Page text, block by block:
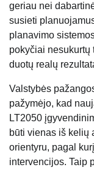
geriau nei
susieti
planavimo
pokyčiai nesukurtų
duotų realų
Valstybės
pažymėjo, kad
LT2050
būti vienas iš kelių
orientyru, pagal
intervencijos. Taip